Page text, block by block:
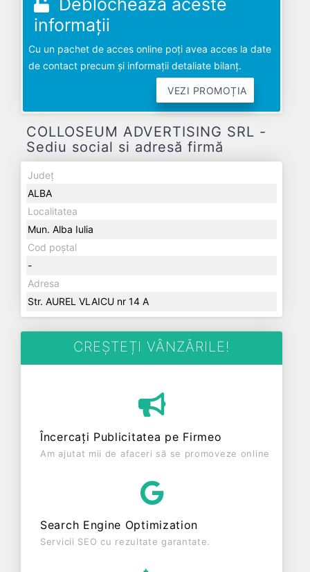
Deblochează aceste
informații
Cu un pachet de acces online poți avea acces la date
de contact precum și informații detaliate bilanț.
VEZI PROMOȚIA
COLLOSEUM ADVERTISING SRL -
Sediu social si adresă firmă
Județ
ALBA
Localitatea
Mun. Alba Iulia
Cod poștal
-
Adresa
Str. AUREL VLAICU nr 14 A
CREȘTEȚI VÂNZĂRILE!
Încercați Publicitatea pe Firmeo
Am ajutat mii de afaceri să se promoveze online
Search Engine Optimization
Servicii SEO cu rezultate garantate.